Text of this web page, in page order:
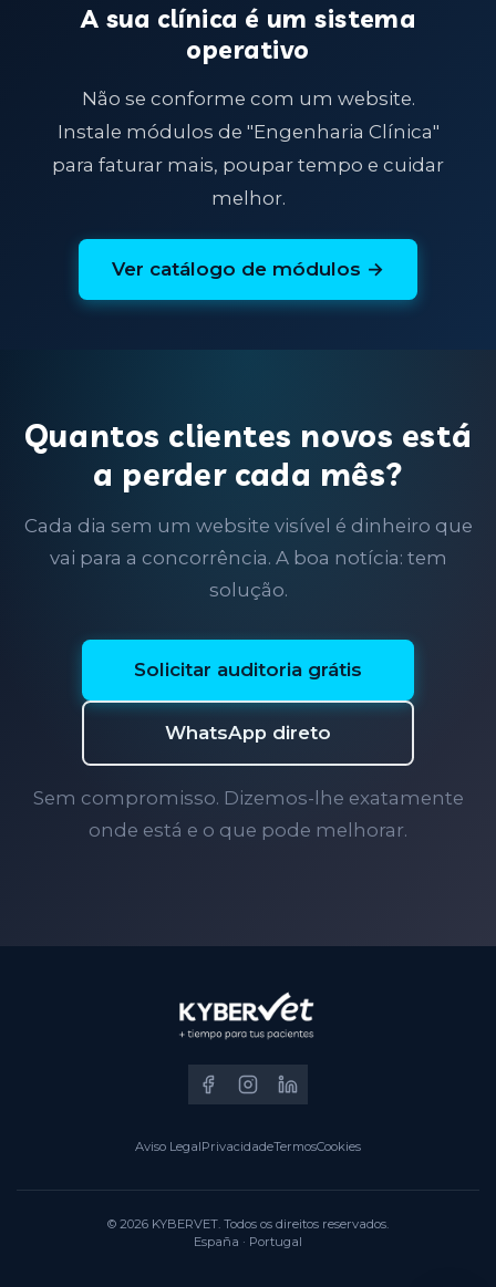
A sua clínica é um sistema
operativo
Não se conforme com um website.
Instale módulos de "Engenharia Clínica"
para faturar mais, poupar tempo e cuidar
melhor.
Ver catálogo de módulos →
Quantos clientes novos está
a perder cada mês?
Cada dia sem um website visível é dinheiro que
vai para a concorrência. A boa notícia: tem
solução.
Solicitar auditoria grátis
WhatsApp direto
Sem compromisso. Dizemos-lhe exatamente
onde está e o que pode melhorar.
Aviso LegalPrivacidadeTermosCookies
© 2026 KYBERVET. Todos os direitos reservados.
España · Portugal